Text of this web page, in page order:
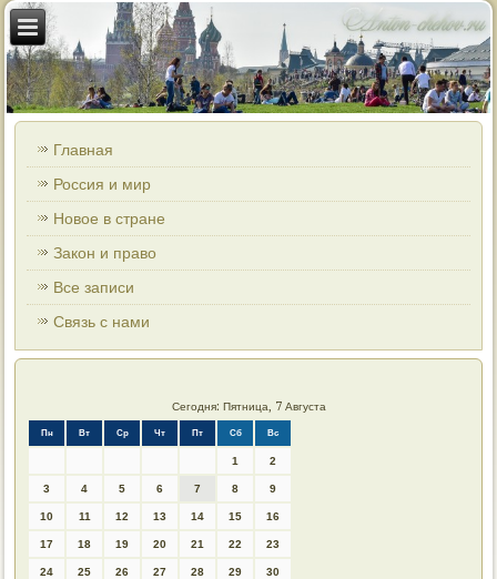
Главная
Россия и мир
Новое в стране
Закон и право
Все записи
Связь с нами
Сегодня: Пятница, 7 Августа
Пн Вт Ср Чт Пт Сб Вс
1 2
3 4 5 6 7 8 9
10 11 12 13 14 15 16
17 18 19 20 21 22 23
24 25 26 27 28 29 30